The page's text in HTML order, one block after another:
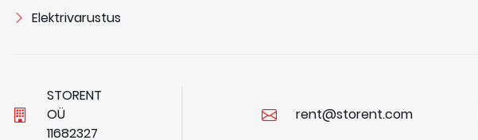
Elektrivarustus
STORENT
OÜ
11682327
rent@storent.com